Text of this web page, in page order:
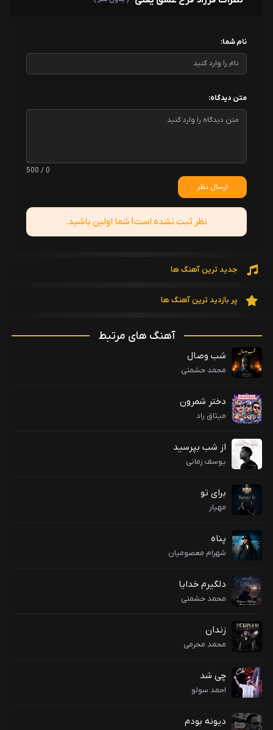
نام شما:
متن دیدگاه:
0 / 500
ارسال نظر
نظر ثبت نشده است! شما اولین باشید.
جدید ترین آهنگ ها
پر بازدید ترین آهنگ ها
آهنگ های مرتبط
شب وصال
محمد حشمتی
دختر شمرون
میثاق راد
از شب بپرسید
یوسف زمانی
برای تو
مهیار
پناه
شهرام معصومیان
دلگیرم خدایا
محمد حشمتی
زندان
محمد محرمی
چی شد
احمد سولو
دیونه بودم